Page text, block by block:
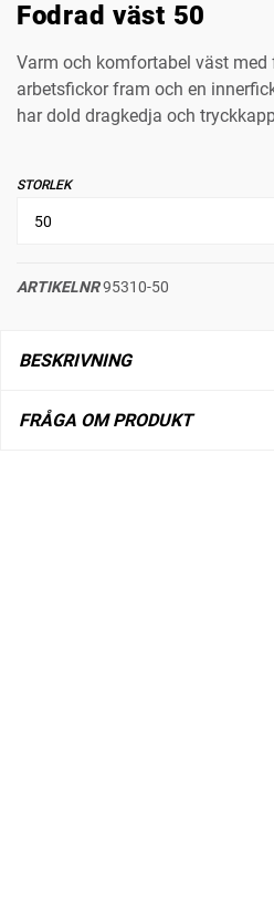
Fodrad väst 50
Varm och komfortabel väst med
arbetsfickor fram och en
har dold dragkedja och
STORLEK
ARTIKELNR95310-50
BESKRIVNING
FRÅGA OM PRODUKT